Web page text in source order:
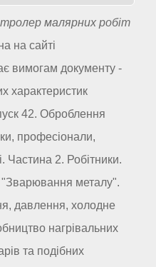
малярних робіт
на сайті
вимогам документу -
характеристик
42. Оброблення
професіонали,
Частина 2. Робітники.
"Зварювання металу".
давлення, холодне
нагрівальних
та подібних